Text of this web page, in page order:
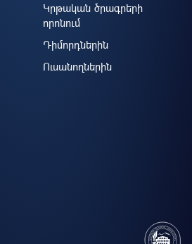
Կրթական ծրագրերի
որոնում
Դիմորդներին
Ուսանողներին